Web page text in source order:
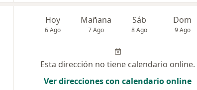
Hoy
6 Ago
Mañana
7 Ago
Sáb
8 Ago
Dom
9 Ago
Esta dirección no tiene calendario online.
Ver direcciones con calendario online